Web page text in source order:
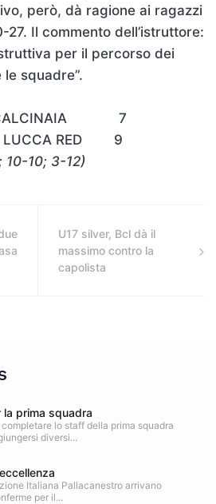
però, dà ragione ai ragazzi
Il commento dell’istruttore:
per il percorso dei
squadre”.
CALCINAIA 7
LUCCA RED 9
10-10; 3-12)
U17 silver, Bcl dà il
massimo contro la
capolista
la prima squadra
lo staff della prima squadra
diversi...
Italiana Pallacanestro arrivano
per il...